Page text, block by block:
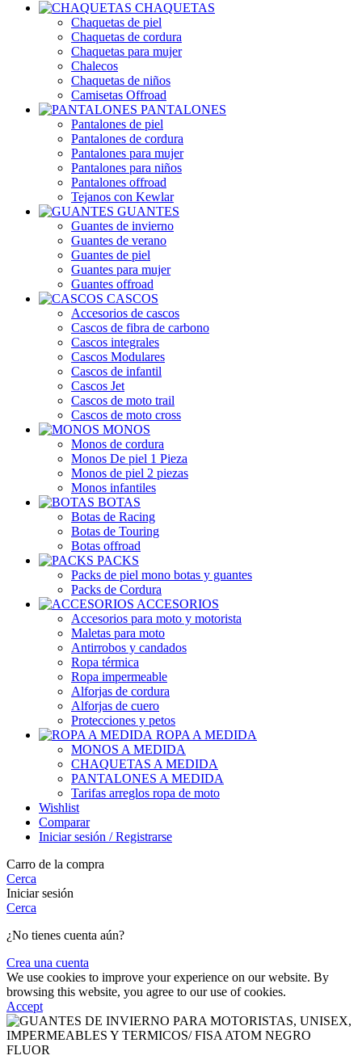
CHAQUETAS
Chaquetas de piel
Chaquetas de cordura
Chaquetas para mujer
Chalecos
Chaquetas de niños
Camisetas Offroad
PANTALONES
Pantalones de piel
Pantalones de cordura
Pantalones para mujer
Pantalones para niños
Pantalones offroad
Tejanos con Kewlar
GUANTES
Guantes de invierno
Guantes de verano
Guantes de piel
Guantes para mujer
Guantes offroad
CASCOS
Accesorios de cascos
Cascos de fibra de carbono
Cascos integrales
Cascos Modulares
Cascos de infantil
Cascos Jet
Cascos de moto trail
Cascos de moto cross
MONOS
Monos de cordura
Monos De piel 1 Pieza
Monos de piel 2 piezas
Monos infantiles
BOTAS
Botas de Racing
Botas de Touring
Botas offroad
PACKS
Packs de piel mono botas y guantes
Packs de Cordura
ACCESORIOS
Accesorios para moto y motorista
Maletas para moto
Antirrobos y candados
Ropa térmica
Ropa impermeable
Alforjas de cordura
Alforjas de cuero
Protecciones y petos
ROPA A MEDIDA
MONOS A MEDIDA
CHAQUETAS A MEDIDA
PANTALONES A MEDIDA
Tarifas arreglos ropa de moto
Wishlist
Comparar
Iniciar sesión / Registrarse
Carro de la compra
Cerca
Iniciar sesión
Cerca
¿No tienes cuenta aún?
Crea una cuenta
We use cookies to improve your experience on our website. By
browsing this website, you agree to our use of cookies.
Accept